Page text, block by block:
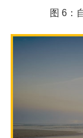
图 6：